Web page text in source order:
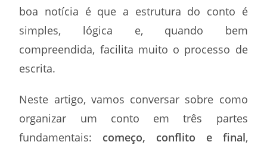
boa notícia é que a estrutura do conto é
simples, lógica e, quando bem
compreendida, facilita muito o processo de
escrita.
Neste artigo, vamos conversar sobre como
organizar um conto em três partes
fundamentais: começo, conflito e final,